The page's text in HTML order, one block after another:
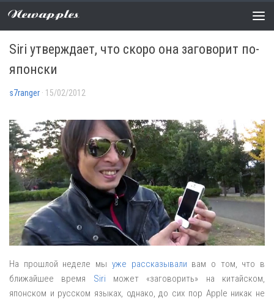
Newapples
НОВОСТИ 0 COMMENTS
Siri утверждает, что скоро она заговорит по-
японски
s7ranger · 15/02/2012
На прошлой неделе мы уже рассказывали вам о том, что в
ближайшее время Siri может «заговорить» на китайском,
японском и русском языках, однако, до сих пор Apple никак не